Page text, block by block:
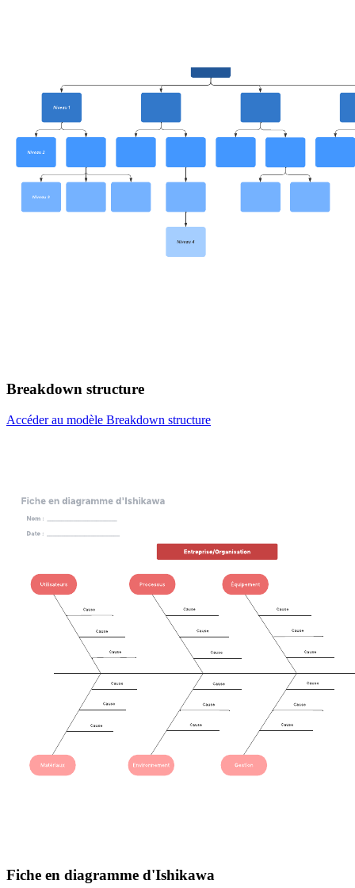
Breakdown structure
Accéder au modèle Breakdown structure
Fiche en diagramme d'Ishikawa